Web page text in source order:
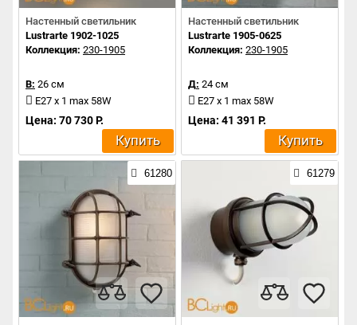
Настенный светильник
Lustrarte 1902-1025
Коллекция: 230-1905
В: 26 см
E27 x 1 max 58W
Цена: 70 730 Р.
Купить
Настенный светильник
Lustrarte 1905-0625
Коллекция: 230-1905
Д: 24 см
E27 x 1 max 58W
Цена: 41 391 Р.
Купить
61280 61279